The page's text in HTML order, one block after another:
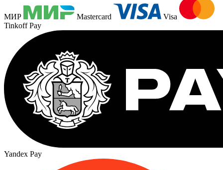
МИР Mastercard
Visa
Tinkoff Pay
Yandex Pay